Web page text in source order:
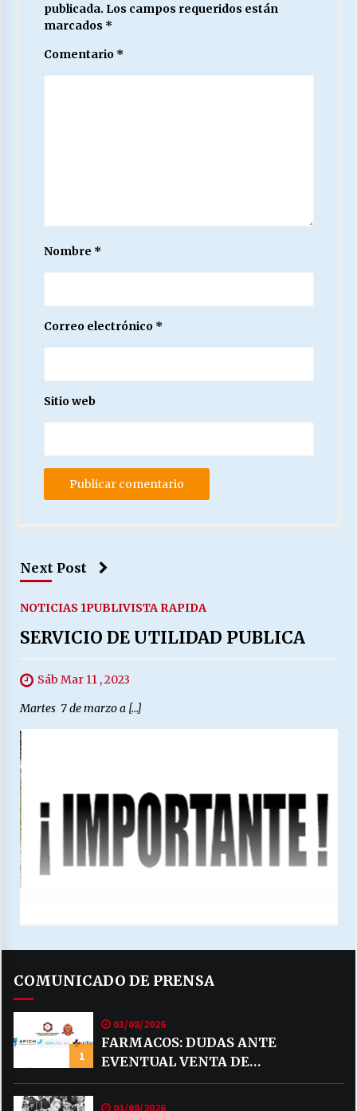
publicada. Los campos requeridos están
marcados *
Comentario *
Nombre *
Correo electrónico *
Sitio web
Next Post
NOTICIAS 1PUBLIVISTA RAPIDA
SERVICIO DE UTILIDAD PUBLICA
Sáb Mar 11 , 2023
Martes 7 de marzo a […]
COMUNICADO DE PRENSA
1
03/08/2026
FARMACOS: DUDAS ANTE
EVENTUAL VENTA DE
MEDICAMENTOS POR MERCADO
LIBRE
01/08/2026